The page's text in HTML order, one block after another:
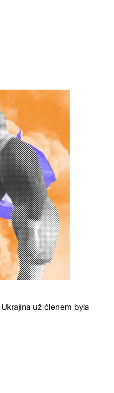
už členem byla